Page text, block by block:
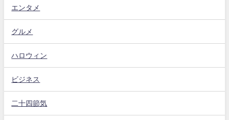
エンタメ
グルメ
ハロウィン
ビジネス
二十四節気